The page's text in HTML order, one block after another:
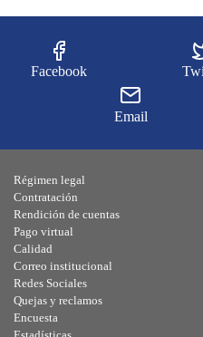
Facebook
Email
Régimen legal
Contratación
Rendición de cuentas
Pago virtual
Calidad
Correo institucional
Redes Sociales
Quejas y reclamos
Encuesta